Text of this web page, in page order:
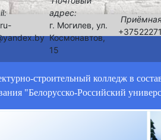
адрес:
г. Могилев, ул.
Космонавтов,
15
строительный колледж в
"Белорусско-Российский